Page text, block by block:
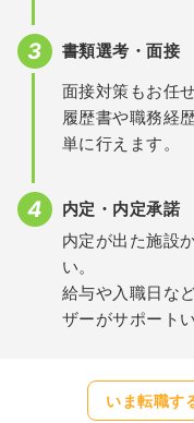
書類選考・面接
面接対策もお任
履歴書や職務経
単に行えます。
内定・内定承諾
内定が出た施設
い。
給与や入職日な
ザーがサポート
いま転職す